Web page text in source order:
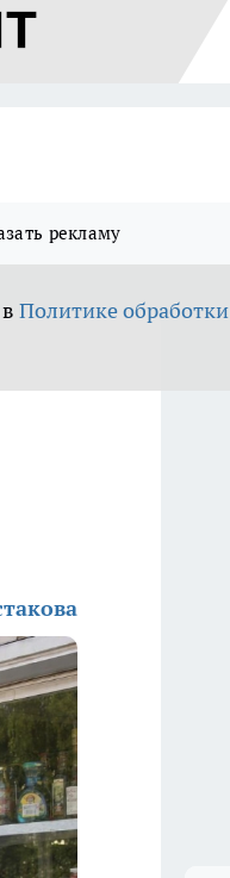
рекламу
Политике обработки